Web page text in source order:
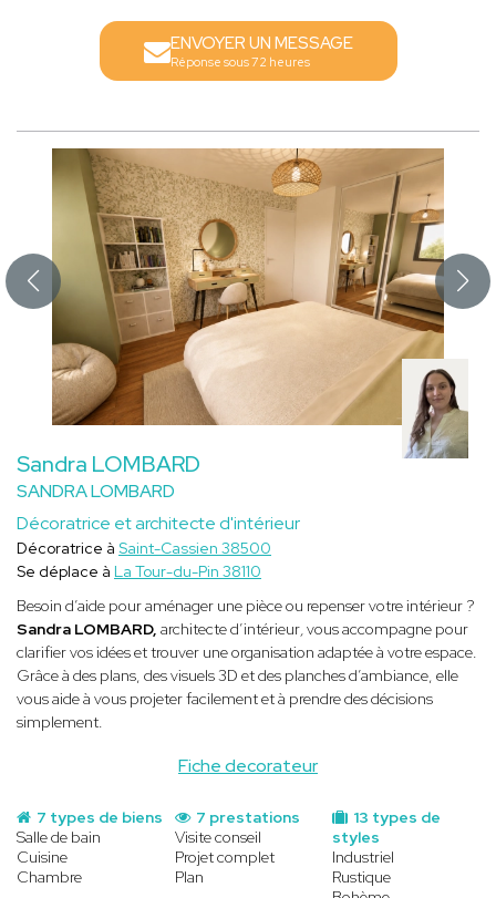
ENVOYER UN MESSAGE
Réponse sous 72 heures
Sandra LOMBARD
SANDRA LOMBARD
Décoratrice et architecte d'intérieur
Fiche decorateur
Décoratrice à Saint-Cassien 38500
Se déplace à La Tour-du-Pin 38110
Besoin d’aide pour aménager une pièce ou repenser votre intérieur ?
Sandra LOMBARD, architecte d’intérieur vous accompagne pour
clarifier vos idées et trouver une organisation adaptée à votre espace.
Grâce à des plans, des visuels 3D et des planches d’ambiance, elle
vous aide à vous projeter facilement et à prendre des décisions
simplement.
7 types de biens
Salle de bain
Cuisine
Chambre
13 types de
styles
Industriel
Rustique
7 prestations
Visite conseil
Projet complet
Plan